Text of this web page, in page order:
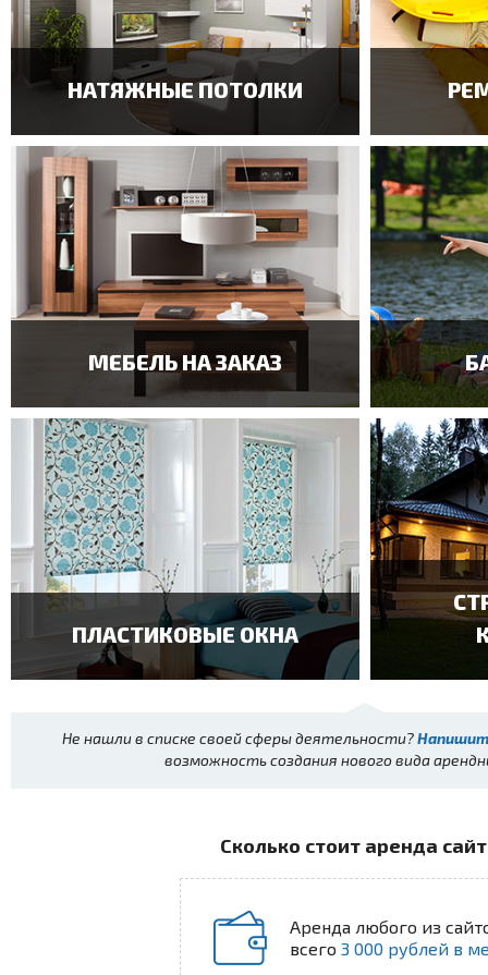
НАТЯЖНЫЕ ПОТОЛКИ
ПОСМОТРЕТЬ ПРИМЕР
МЕБЕЛЬ НА ЗАКАЗ
ПОСМОТРЕТЬ ПРИМЕР
ПЛАСТИКОВЫЕ ОКНА
ПОСМОТРЕТЬ ПРИМЕР
Не нашли в списке своей сферы деятельности?
возможность создания нового вида
Сколько стоит аренда
Аренда любого из
всего 3 000 рублей в